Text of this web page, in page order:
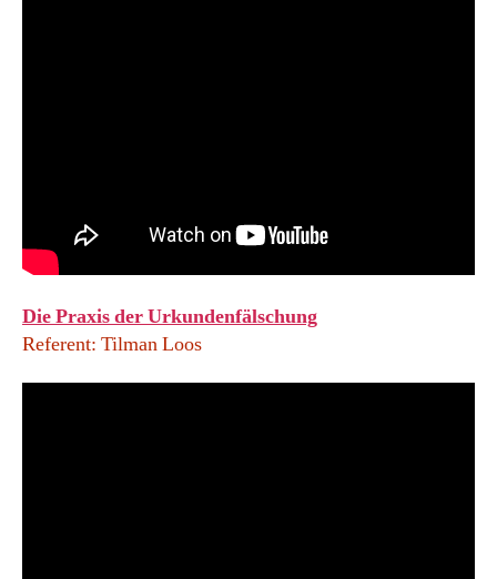
Die Praxis der Urkundenfälschung
Referent: Tilman Loos